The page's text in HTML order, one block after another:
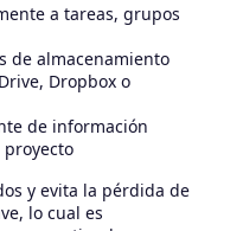
a tareas, grupos
de almacenamiento
Dropbox o
de información
proyecto
y evita la pérdida de
lo cual es